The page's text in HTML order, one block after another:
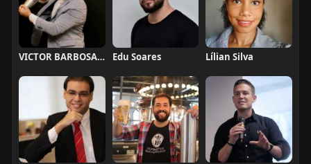
VICTOR BARBOSA QUARANTA Edu Soares Lílian Silva